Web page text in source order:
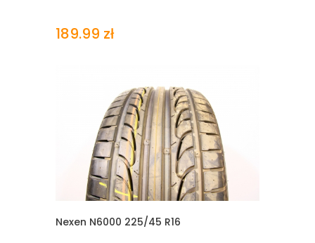
189.99 zł
Nexen N6000 225/45 R16